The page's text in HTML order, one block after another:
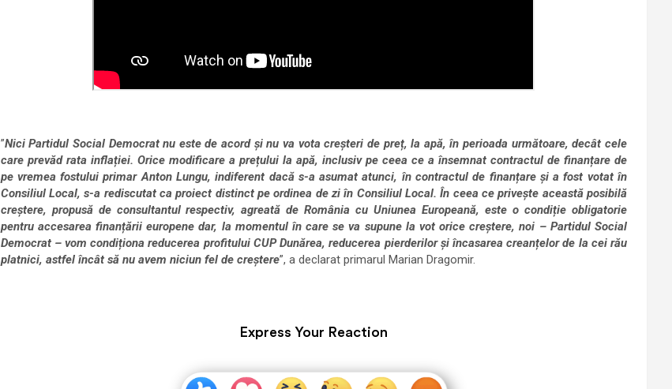
”Nici Partidul Social Democrat nu este de acord și nu va vota creșteri de preț, la apă, în perioada următoare, decât cele
care prevăd rata inflației. Orice modificare a prețului la apă, inclusiv pe ceea ce a însemnat contractul de finanțare de
pe vremea fostului primar Anton Lungu, indiferent dacă s-a asumat atunci, în contractul de finanțare și a fost votat în
Consiliul Local, s-a rediscutat ca proiect distinct pe ordinea de zi în Consiliul Local. În ceea ce privește această posibilă
creștere, propusă de consultantul respectiv, agreată de România cu Uniunea Europeană, este o condiție obligatorie
pentru accesarea finanțării europene dar, la momentul în care se va supune la vot orice creștere, noi – Partidul Social
Democrat – vom condiționa reducerea profitului CUP Dunărea, reducerea pierderilor și încasarea creanțelor de la cei rău
platnici, astfel încât să nu avem niciun fel de creștere”, a declarat primarul Marian Dragomir.
Express Your Reaction